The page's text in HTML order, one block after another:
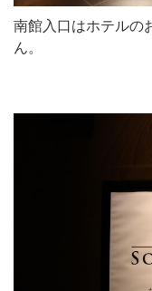
南館入口はホテルの
ん。